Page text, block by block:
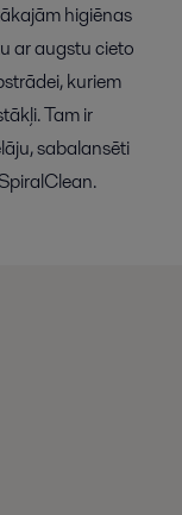
higiēnas
ar augstu cieto
kuriem
Tam ir
sabalansēti